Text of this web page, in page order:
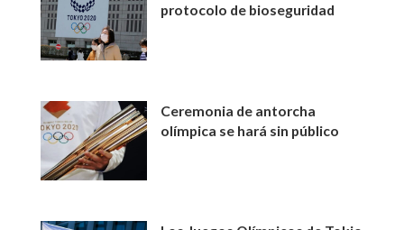
protocolo de bioseguridad
Ceremonia de antorcha
olímpica se hará sin público